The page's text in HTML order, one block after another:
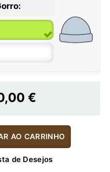
€
AO CARRINHO
de Desejos